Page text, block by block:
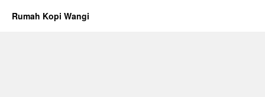
Rumah Kopi Wangi